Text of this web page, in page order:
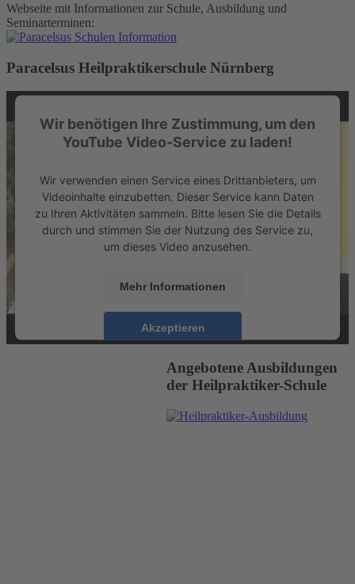
Webseite mit Informationen zur Schule, Ausbildung und
Seminarterminen:
Paracelsus Heilpraktikerschule Nürnberg
Wir benötigen Ihre Zustimmung, um den
YouTube Video-Service zu laden!
Wir verwenden einen Service eines Drittanbieters, um
Videoinhalte einzubetten. Dieser Service kann Daten
zu Ihren Aktivitäten sammeln. Bitte lesen Sie die Details
durch und stimmen Sie der Nutzung des Service zu,
um dieses Video anzusehen.
Mehr Informationen
Akzeptieren
Platform&eRecht24
Angebotene Ausbildungen
der Heilpraktiker-Schule